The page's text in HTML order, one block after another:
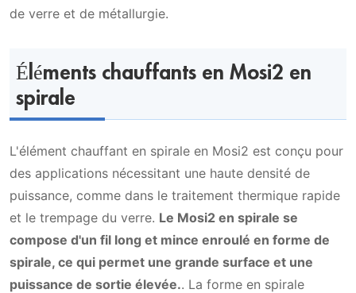
de verre et de métallurgie.
Éléments chauffants en Mosi2 en
spirale
L'élément chauffant en spirale en Mosi2 est conçu pour
des applications nécessitant une haute densité de
puissance, comme dans le traitement thermique rapide
et le trempage du verre. Le Mosi2 en spirale se
compose d'un fil long et mince enroulé en forme de
spirale, ce qui permet une grande surface et une
puissance de sortie élevée.. La forme en spirale